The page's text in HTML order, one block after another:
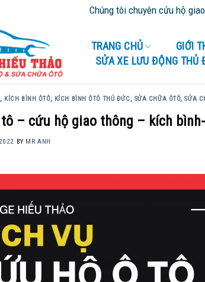
Chúng tôi chuyên cứu hộ giao thông tại
TRANG CHỦ GIỚI
SỬA XE LƯU ĐỘNG THỦ
, KÍCH BÌNH ÔTÔ, KÍCH BÌNH ÔTÔ THỦ ĐỨC, SỬA CHỮA ÔTÔ,SỬA
– cứu hộ giao thông – kích
BY MR ANH